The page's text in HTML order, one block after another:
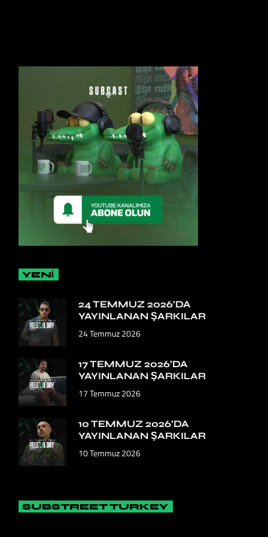
YENİ
24 TEMMUZ 2026’DA
YAYINLANAN ŞARKILAR
24 Temmuz 2026
17 TEMMUZ 2026’DA
YAYINLANAN ŞARKILAR
17 Temmuz 2026
10 TEMMUZ 2026’DA
YAYINLANAN ŞARKILAR
10 Temmuz 2026
SUBSTREET TURKEY